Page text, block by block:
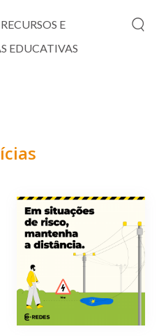
E
EDUCATIVAS